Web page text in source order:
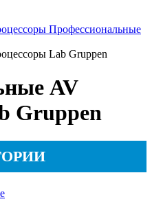
Профессиональные
Lab Gruppen
AV
Gruppen